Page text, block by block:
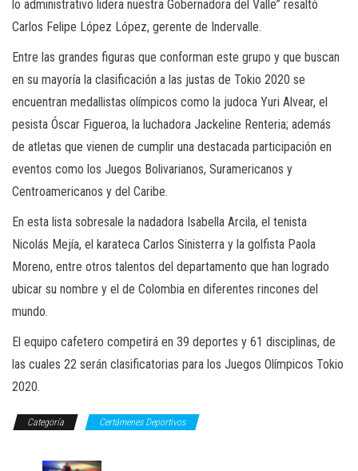
lo administrativo lidera nuestra Gobernadora del Valle” resaltó
Carlos Felipe López López, gerente de Indervalle.
Entre las grandes figuras que conforman este grupo y que buscan
en su mayoría la clasificación a las justas de Tokio 2020 se
encuentran medallistas olímpicos como la judoca Yuri Alvear, el
pesista Óscar Figueroa, la luchadora Jackeline Renteria; además
de atletas que vienen de cumplir una destacada participación en
eventos como los Juegos Bolivarianos, Suramericanos y
Centroamericanos y del Caribe.
En esta lista sobresale la nadadora Isabella Arcila, el tenista
Nicolás Mejía, el karateca Carlos Sinisterra y la golfista Paola
Moreno, entre otros talentos del departamento que han logrado
ubicar su nombre y el de Colombia en diferentes rincones del
mundo.
El equipo cafetero competirá en 39 deportes y 61 disciplinas, de
las cuales 22 serán clasificatorias para los Juegos Olímpicos Tokio
2020.
Categoría Certámenes Deportivos